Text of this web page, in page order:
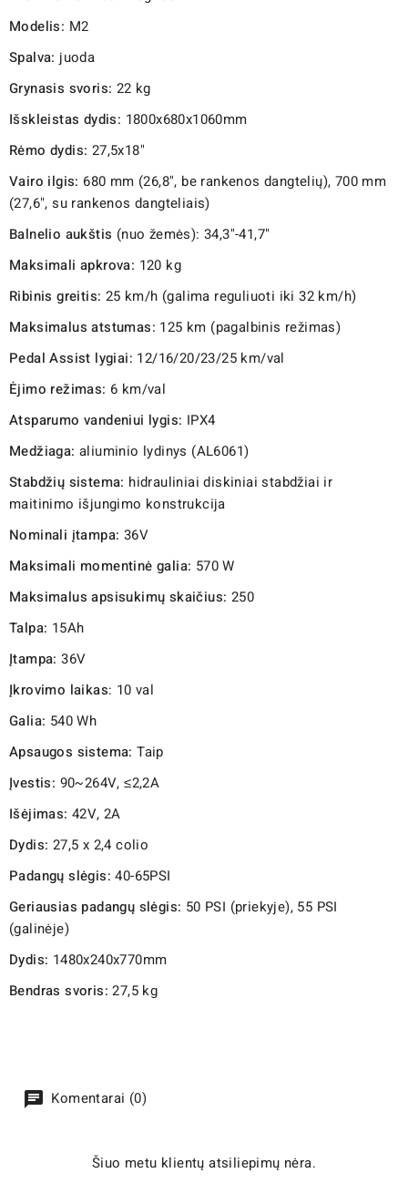
Modelis: M2
Spalva: juoda
Grynasis svoris: 22 kg
Išskleistas dydis: 1800x680x1060mm
Rėmo dydis: 27,5x18"
Vairo ilgis: 680 mm (26,8", be rankenos dangtelių), 700 mm
(27,6", su rankenos dangteliais)
Balnelio aukštis (nuo žemės): 34,3"-41,7"
Maksimali apkrova: 120 kg
Ribinis greitis: 25 km/h (galima reguliuoti iki 32 km/h)
Maksimalus atstumas: 125 km (pagalbinis režimas)
Pedal Assist lygiai: 12/16/20/23/25 km/val
Ėjimo režimas: 6 km/val
Atsparumo vandeniui lygis: IPX4
Medžiaga: aliuminio lydinys (AL6061)
Stabdžių sistema: hidrauliniai diskiniai stabdžiai ir
maitinimo išjungimo konstrukcija
Nominali įtampa: 36V
Maksimali momentinė galia: 570 W
Maksimalus apsisukimų skaičius: 250
Talpa: 15Ah
Įtampa: 36V
Įkrovimo laikas: 10 val
Galia: 540 Wh
Apsaugos sistema: Taip
Įvestis: 90~264V, ≤2,2A
Išėjimas: 42V, 2A
Dydis: 27,5 x 2,4 colio
Padangų slėgis: 40-65PSI
Geriausias padangų slėgis: 50 PSI (priekyje), 55 PSI
(galinėje)
Dydis: 1480x240x770mm
Bendras svoris: 27,5 kg
Komentarai (0)
Šiuo metu klientų atsiliepimų nėra.